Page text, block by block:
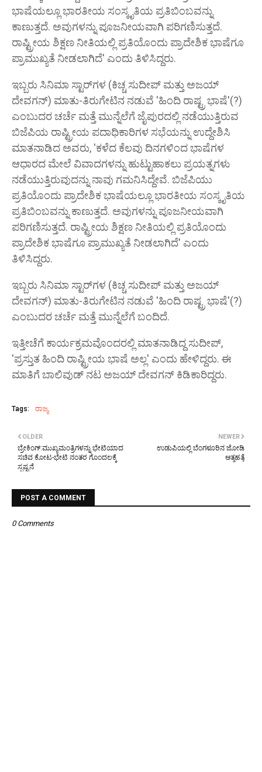
ಭಾಷೆಯಲ್ಲೂ ಭಾರತೀಯ ಸಂಸ್ಕೃತಿಯ ಪ್ರತಿಬಿಂಬವನ್ನು
ಕಾಣುತ್ತದೆ. ಅವುಗಳನ್ನು ಪೂಜನೀಯವಾಗಿ ಪರಿಗಣಿಸುತ್ತದೆ.
ರಾಷ್ಟ್ರೀಯ ಶಿಕ್ಷಣ ನೀತಿಯಲ್ಲಿ ಪ್ರತಿಯೊಂದು ಪ್ರಾದೇಶಿಕ ಭಾಷೆಗೂ
ಪ್ರಾಮುಖ್ಯತೆ ನೀಡಲಾಗಿದೆ' ಎಂದು ತಿಳಿಸಿದ್ದರು.
ಇಬ್ಬರು ಸಿನಿಮಾ ಸ್ಟಾರ್‌ಗಳ (ಕಿಚ್ಚ ಸುದೀಪ್ ಮತ್ತು ಅಜಯ್
ದೇವಗನ್) ಮಾತು-ತಿರುಗೇಟಿನ ನಡುವೆ 'ಹಿಂದಿ ರಾಷ್ಟ್ರ ಭಾಷೆ'(?)
ಎಂಬುದರ ಚರ್ಚೆ ಮತ್ತೆ ಮುನ್ನೆಲೆಗೆ ಜೈಪುರದಲ್ಲಿ ನಡೆಯುತ್ತಿರುವ
ಬಿಜೆಪಿಯ ರಾಷ್ಟ್ರೀಯ ಪದಾಧಿಕಾರಿಗಳ ಸಭೆಯನ್ನು ಉದ್ದೇಶಿಸಿ
ಮಾತನಾಡಿದ ಅವರು, 'ಕಳೆದ ಕೆಲವು ದಿನಗಳಿಂದ ಭಾಷೆಗಳ
ಆಧಾರದ ಮೇಲೆ ವಿವಾದಗಳನ್ನು ಹುಟ್ಟುಹಾಕಲು ಪ್ರಯತ್ನಗಳು
ನಡೆಯುತ್ತಿರುವುದನ್ನು ನಾವು ಗಮನಿಸಿದ್ದೇವೆ. ಬಿಜೆಪಿಯು
ಪ್ರತಿಯೊಂದು ಪ್ರಾದೇಶಿಕ ಭಾಷೆಯಲ್ಲೂ ಭಾರತೀಯ ಸಂಸ್ಕೃತಿಯ
ಪ್ರತಿಬಿಂಬವನ್ನು ಕಾಣುತ್ತದೆ. ಅವುಗಳನ್ನು ಪೂಜನೀಯವಾಗಿ
ಪರಿಗಣಿಸುತ್ತದೆ. ರಾಷ್ಟ್ರೀಯ ಶಿಕ್ಷಣ ನೀತಿಯಲ್ಲಿ ಪ್ರತಿಯೊಂದು
ಪ್ರಾದೇಶಿಕ ಭಾಷೆಗೂ ಪ್ರಾಮುಖ್ಯತೆ ನೀಡಲಾಗಿದೆ' ಎಂದು
ತಿಳಿಸಿದ್ದರು.
ಇಬ್ಬರು ಸಿನಿಮಾ ಸ್ಟಾರ್‌ಗಳ (ಕಿಚ್ಚ ಸುದೀಪ್ ಮತ್ತು ಅಜಯ್
ದೇವಗನ್) ಮಾತು-ತಿರುಗೇಟಿನ ನಡುವೆ 'ಹಿಂದಿ ರಾಷ್ಟ್ರ ಭಾಷೆ'(?)
ಎಂಬುದರ ಚರ್ಚೆ ಮತ್ತೆ ಮುನ್ನೆಲೆಗೆ ಬಂದಿದೆ.
ಇತ್ತೀಚೆಗೆ ಕಾರ್ಯಕ್ರಮವೊಂದರಲ್ಲಿ ಮಾತನಾಡಿದ್ದ ಸುದೀಪ್,
'ಪ್ರಸ್ತುತ ಹಿಂದಿ ರಾಷ್ಟ್ರೀಯ ಭಾಷೆ ಅಲ್ಲ' ಎಂದು ಹೇಳಿದ್ದರು. ಈ
ಮಾತಿಗೆ ಬಾಲಿವುಡ್ ನಟ ಅಜಯ್ ದೇವಗನ್ ಕಿಡಿಕಾರಿದ್ದರು.
Tags: ರಾಜ್ಯ
NEWER
ಉಡುಪಿಯಲ್ಲಿ ಬೆಂಗಳೂರಿನ ಜೋಡಿ
ಆತ್ಮಹತ್ಯೆ
OLDER
ಬ್ರೇಕಿಂಗ್:ಮುಖ್ಯಮಂತ್ರಿಗಳನ್ನು ಭೇಟಿಯಾದ
ಸಚಿವ ಕೋಟ-ಭೇಟಿ ನಂತರ ಗೊಂದಲಕ್ಕೆ
ಸ್ಪಷ್ಟನೆ
POST A COMMENT
0 Comments